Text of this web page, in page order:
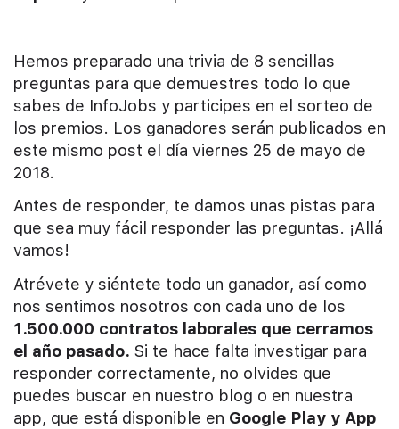
Hemos preparado una trivia de 8 sencillas
preguntas para que demuestres todo lo que
sabes de InfoJobs y participes en el sorteo de
los premios. Los ganadores serán publicados en
este mismo post el día viernes 25 de mayo de
2018.
Antes de responder, te damos unas pistas para
que sea muy fácil responder las preguntas. ¡Allá
vamos!
Atrévete y siéntete todo un ganador, así como
nos sentimos nosotros con cada uno de los
1.500.000 contratos laborales que cerramos
el año pasado. Si te hace falta investigar para
responder correctamente, no olvides que
puedes buscar en nuestro blog o en nuestra
app, que está disponible en Google Play y App